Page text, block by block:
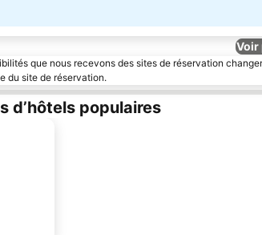
Voir
que nous recevons des sites de réservation
du site de réservation.
d’hôtels populaires